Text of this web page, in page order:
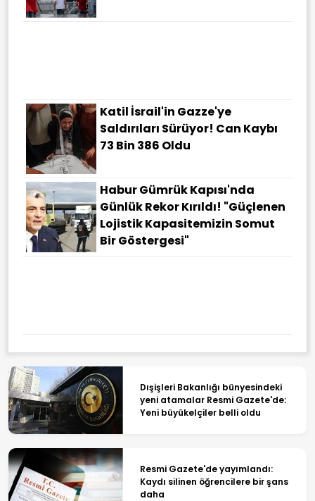
Katil İsrail'in Gazze'ye
Saldırıları Sürüyor! Can Kaybı
73 Bin 386 Oldu
Habur Gümrük Kapısı'nda
Günlük Rekor Kırıldı! "Güçlenen
Lojistik Kapasitemizin Somut
Bir Göstergesi"
Dışişleri Bakanlığı bünyesindeki
yeni atamalar Resmi Gazete'de:
Yeni büyükelçiler belli oldu
Resmi Gazete'de yayımlandı:
Kaydı silinen öğrencilere bir şans
daha